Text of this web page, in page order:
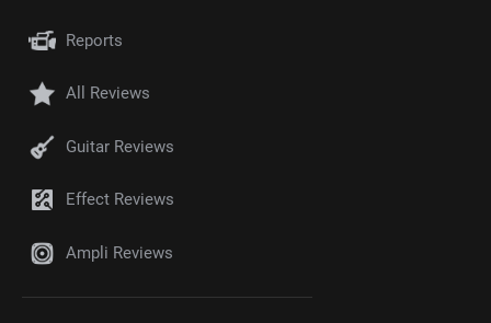
Reports
All Reviews
Guitar Reviews
Effect Reviews
Ampli Reviews